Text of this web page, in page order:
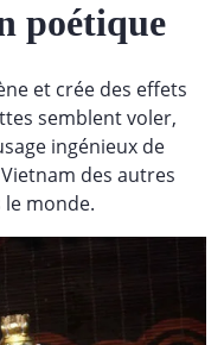
poétique
et crée des effets
semblent voler,
ingénieux de
des autres
monde.